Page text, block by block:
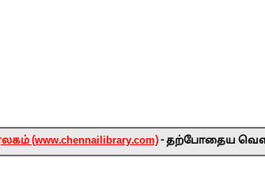
(www.chennailibrary.com)- தற்போதைய